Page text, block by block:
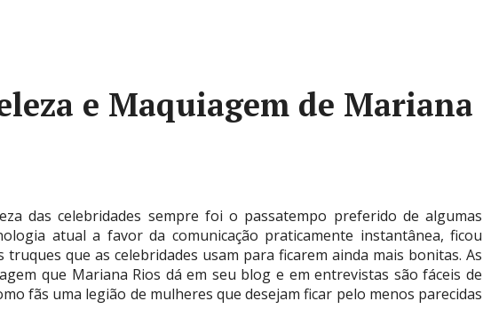
e Maquiagem de Mariana
das celebridades sempre foi o passatempo preferido de algumas
atual a favor da comunicação praticamente instantânea, ficou
truques que as celebridades usam para ficarem ainda mais bonitas. As
que Mariana Rios dá em seu blog e em entrevistas são fáceis de
fãs uma legião de mulheres que desejam ficar pelo menos parecidas